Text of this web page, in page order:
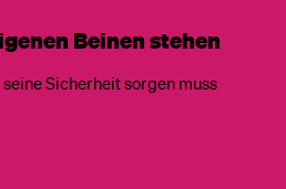
Beinen stehen
Sicherheit sorgen muss